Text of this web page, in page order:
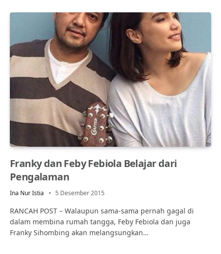
Franky dan Feby Febiola Belajar dari
Pengalaman
Ina Nur Istia 5 Desember 2015
RANCAH POST – Walaupun sama-sama pernah gagal di
dalam membina rumah tangga, Feby Febiola dan juga
Franky Sihombing akan melangsungkan…